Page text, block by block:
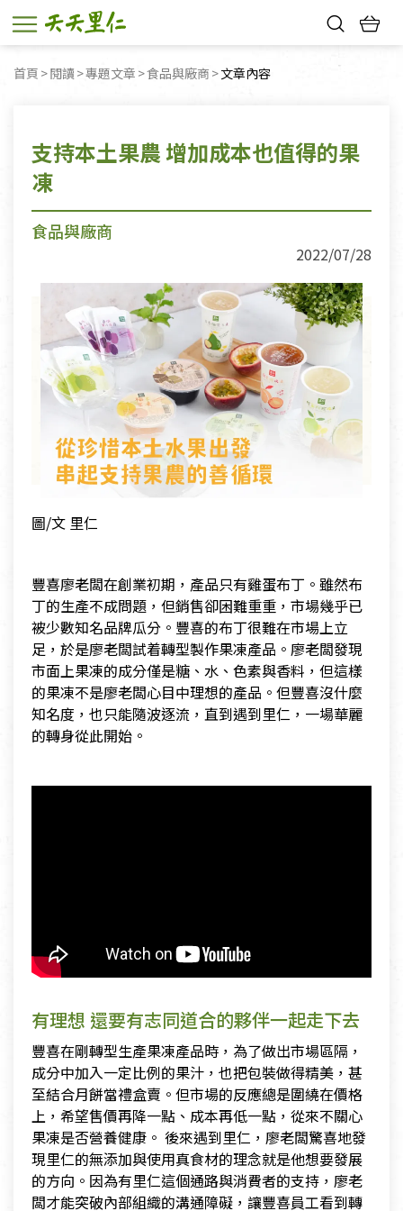
首頁 閱讀 專題文章 食品與廠商 目前頁面：
文章內容
支持本土果農 增加成本也值得的果
凍
食品與廠商
2022/07/28
圖/文 里仁
豐喜廖老闆在創業初期，產品只有雞蛋布丁。雖然布
丁的生產不成問題，但銷售卻困難重重，市場幾乎已
被少數知名品牌瓜分。豐喜的布丁很難在市場上立
足，於是廖老闆試着轉型製作果凍產品。廖老闆發現
市面上果凍的成分僅是糖、水、色素與香料，但這樣
的果凍不是廖老闆心目中理想的產品。但豐喜沒什麼
知名度，也只能隨波逐流，直到遇到里仁，一場華麗
的轉身從此開始。
有理想 還要有志同道合的夥伴一起走下去
豐喜在剛轉型生產果凍產品時，為了做出市場區隔，
成分中加入一定比例的果汁，也把包裝做得精美，甚
至結合月餅當禮盒賣。但市場的反應總是圍繞在價格
上，希望售價再降一點、成本再低一點，從來不關心
果凍是否營養健康。 後來遇到里仁，廖老闆驚喜地發
現里仁的無添加與使用真食材的理念就是他想要發展
的方向。因為有里仁這個通路與消費者的支持，廖老
闆才能突破內部組織的溝通障礙，讓豐喜員工看到轉